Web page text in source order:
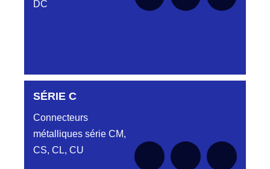
DC
SÉRIE DA
Aucune pièce disponible pour cette série
pour le moment
SÉRIE DB
SÉRIE C
Connecteurs
métalliques série CM,
CS, CL, CU